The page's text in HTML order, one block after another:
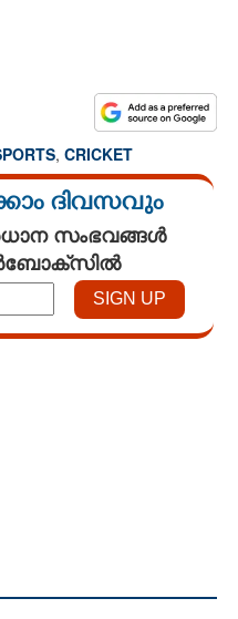
, CRICKET
ദിവസവും
സംഭവങ്ങൾ